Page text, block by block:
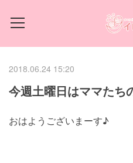
2018.06.24 15:20
今週土曜日はママたち
おはようございまーす♪